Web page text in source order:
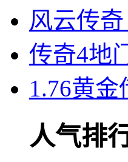
风云传
传奇4地
1.76黄
人气排